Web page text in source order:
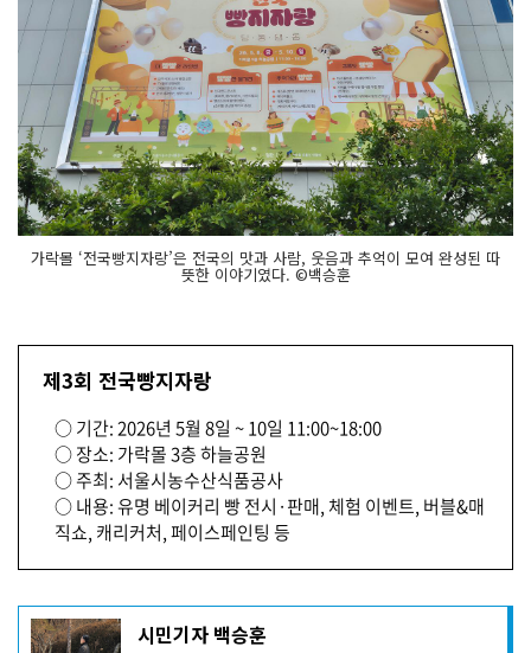
가락몰 ‘전국빵지자랑’은 전국의 맛과 사람, 웃음과 추억이 모여 완성된 따
뜻한 이야기였다. ©백승훈
제3회 전국빵지자랑
○ 기간: 2026년 5월 8일 ~ 10일 11:00~18:00
○ 장소: 가락몰 3층 하늘공원
○ 주최: 서울시농수산식품공사
○ 내용: 유명 베이커리 빵 전시·판매, 체험 이벤트, 버블&매
직쇼, 캐리커처, 페이스페인팅 등
기
사 시민기자 백승훈